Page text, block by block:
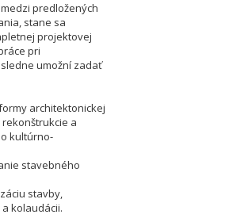
predložených
stane sa
projektovej
pri
umožní zadať
architektonickej
a
kultúrno-
stavebného
stavby,
kolaudácii.